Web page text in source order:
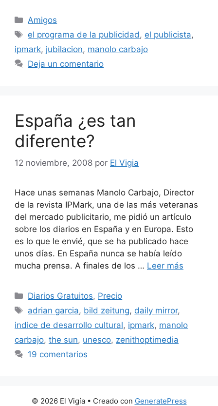
Categorías
Amigos
Etiquetas
el programa de la publicidad, el publicista,
ipmark, jubilacion, manolo carbajo
Deja un comentario
España ¿es tan
diferente?
12 noviembre, 2008 por El Vigia
Hace unas semanas Manolo Carbajo, Director
de la revista IPMark, una de las más veteranas
del mercado publicitario, me pidió un artículo
sobre los diarios en España y en Europa. Esto
es lo que le envié, que se ha publicado hace
unos días. En España nunca se había leído
mucha prensa. A finales de los … Leer más
Categorías
Diarios Gratuitos, Precio
Etiquetas
adrian garcia, bild zeitung, daily mirror,
indice de desarrollo cultural, ipmark, manolo
carbajo, the sun, unesco, zenithoptimedia
19 comentarios
© 2026 El Vigía• Creado con GeneratePress